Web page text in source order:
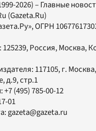
2026) – Главные
(Gazeta.Ru)
, ОГРН
Россия, Москва,
117105, г. Москва,
д.9, стр.1
+7 (495) 785-00-12
01
gazeta@gazeta.ru